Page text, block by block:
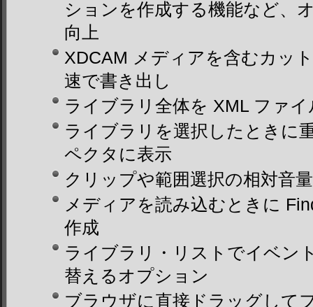
ションを作成する機能など、
向上
XDCAM メディアを含むカッ
速で書き出し
ライブラリ全体を XML ファ
ライブラリを選択したときに
ペクタに表示
クリップや範囲選択の相対音
メディアを読み込むときに
作成
ライブラリ・リストでイベン
替えるオプション
ブラウザに直接ドラッグして